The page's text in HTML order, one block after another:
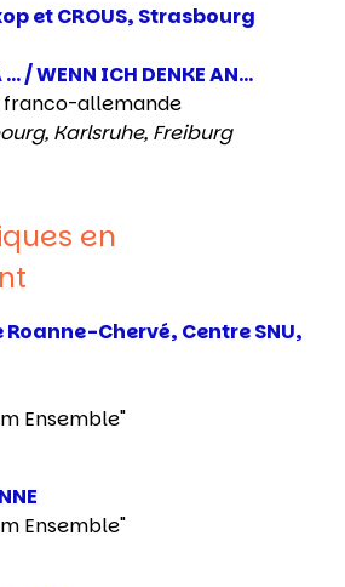
et CROUS, Strasbourg
... / WENN ICH DENKE AN...
allemande
Karlsruhe, Freiburg
en
Chervé, Centre SNU,
Ensemble"
Ensemble"